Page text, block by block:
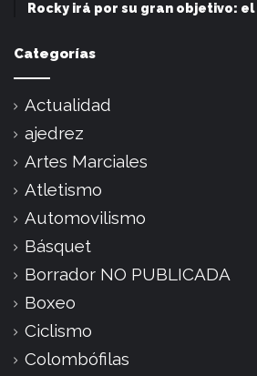
Rocky irá por su gran objetivo: el
Categorías
Actualidad
ajedrez
Artes Marciales
Atletismo
Automovilismo
Básquet
Borrador NO PUBLICADA
Boxeo
Ciclismo
Colombófilas